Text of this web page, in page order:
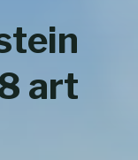
tein
art